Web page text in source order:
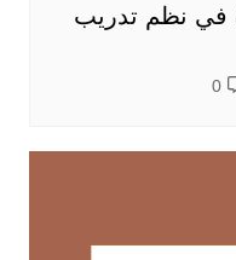
في نظم تدريب
0